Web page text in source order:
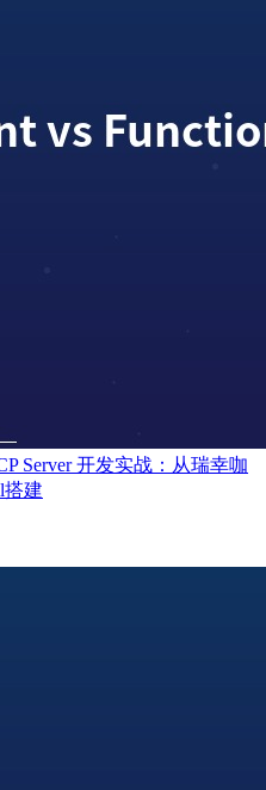
Server 开发实战：从瑞幸咖
搭建